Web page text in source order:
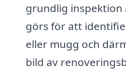
grundlig inspektion
görs för att
eller mugg och
bild av